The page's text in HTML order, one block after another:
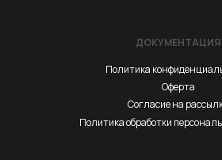
ДОКУМЕНТАЦИЯ
Политика
Оферта
Согласие на
Политика обработки